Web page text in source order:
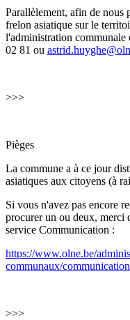
Parallèlement, afin de nous
frelon asiatique sur le
l'administration
02 81 ou
>>>
Pièges
La commune a à ce jour
asiatiques aux citoyens (à
Si vous n'avez pas encore
procurer un ou deux, merci
service Communication :
https://www.olne.be/
communaux/
>>>